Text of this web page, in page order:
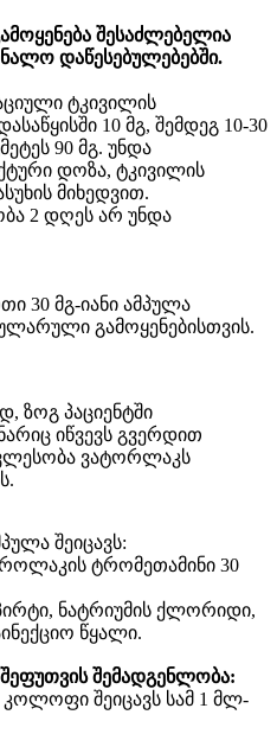
შესაძლებელია
დაწესებულებებში.
ტკივილის
10 მგ, შემდეგ 10-30
90 მგ. უნდა
დოზა, ტკივილის
მიხედვით.
2 დღეს არ უნდა
30 მგ-იანი ამპულა
გამოყენებისთვის.
, ზოგ პაციენტში
იწვევს გვერდით
ვატორლაკს
.
შეიცავს:
ტრომეთამინი 30
, ნატრიუმის ქლორიდი,
წყალი.
შეფუთვის შემადგენლობა:
კოლოფი შეიცავს სამ 1 მლ-